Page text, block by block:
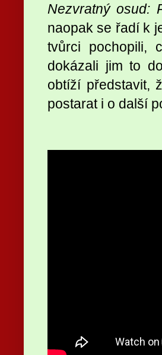
Nezvratný osud:
naopak se řadí k
tvůrci pochopili,
dokázali jim to
obtíží představit,
postarat i o další